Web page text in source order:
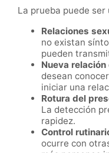
La prueba puede
Relaciones
no existan
pueden
Nueva
desean
iniciar una
Rotura del
La detección
rapidez.
Control
ocurre con